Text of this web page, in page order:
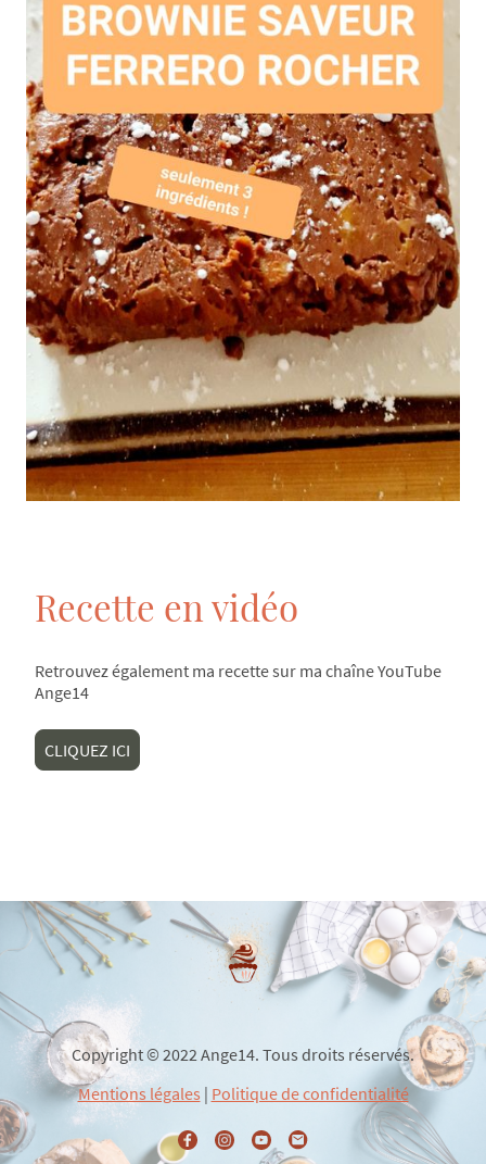
Recette en vidéo
Retrouvez également ma recette sur ma chaîne YouTube
Ange14
CLIQUEZ ICI
Copyright © 2022 Ange14. Tous droits réservés.
Mentions légales | Politique de confidentialité